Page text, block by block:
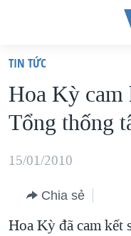
truy
cập
Tới
dung
chính
điều
VIỆT NAM
HOA KỲ
BIỂN ĐÔNG
BLOG
DIỄN ĐÀN
TIN TỨC
Hoa Kỳ
Tổng thống
15/01/2010
Chia sẻ
Hoa Kỳ đã cam kết